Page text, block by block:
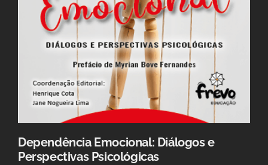
Dependência Emocional: Diálogos e
Perspectivas Psicológicas